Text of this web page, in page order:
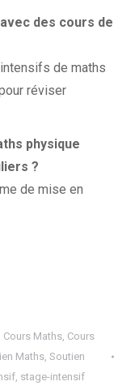
des cours de
de maths
réviser
physique
?
de mise en
Cours Maths, Cours
Maths, Soutien
, stage-intensif